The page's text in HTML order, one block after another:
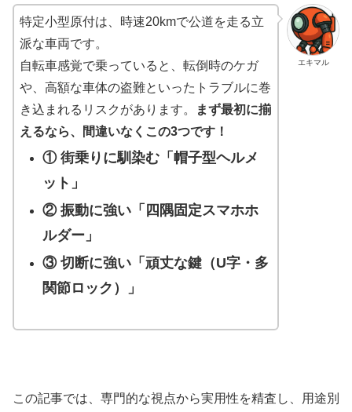
エキマル
特定小型原付は、時速20kmで公道を走る立
派な車両です。
自転車感覚で乗っていると、転倒時のケガ
や、高額な車体の盗難といったトラブルに巻
き込まれるリスクがあります。
まず最初に揃
えるなら、間違いなくこの3つです！
① 街乗りに馴染む「帽子型ヘルメ
ット」
② 振動に強い「四隅固定スマホホ
ルダー」
③ 切断に強い「頑丈な鍵（U字・多
関節ロック）」
この記事では、専門的な視点から実用性を精査し、用途別